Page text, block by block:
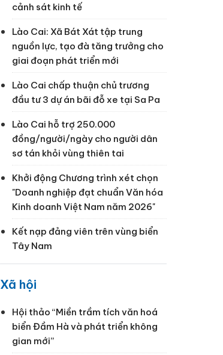
cảnh sát kinh tế
Lào Cai: Xã Bát Xát tập trung
nguồn lực, tạo đà tăng trưởng cho
giai đoạn phát triển mới
Lào Cai chấp thuận chủ trương
đầu tư 3 dự án bãi đỗ xe tại Sa Pa
Lào Cai hỗ trợ 250.000
đồng/người/ngày cho người dân
sơ tán khỏi vùng thiên tai
Khởi động Chương trình xét chọn
"Doanh nghiệp đạt chuẩn Văn hóa
Kinh doanh Việt Nam năm 2026"
Kết nạp đảng viên trên vùng biển
Tây Nam
Xã hội
Hội thảo “Miền trầm tích văn hoá
biển Đầm Hà và phát triển không
gian mới”